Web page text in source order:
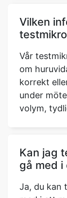
Vilken
Vår
om
korrekt
under
volym,
Kan jag
gå med i
Ja, du kan